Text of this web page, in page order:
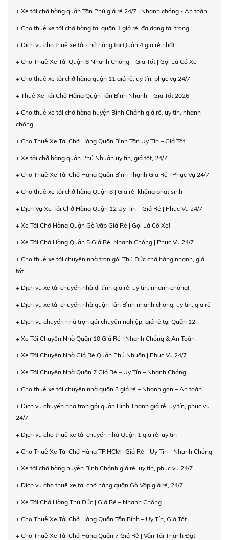
+ Xe tải chở hàng quận Tân Phú giá rẻ 24/7 | Nhanh chóng - An toàn
+ Cho thuê xe tải chở hàng tại quận 1 giá rẻ, đa dạng tải trọng
+ Dịch vụ cho thuê xe tải chở hàng tại Quận 4 giá rẻ nhất
+ Cho Thuê Xe Tải Quận 6 Nhanh Chóng – Giá Tốt | Gọi Là Có Xe
+ Cho thuê xe tải chở hàng quận 11 giá rẻ, uy tín, phục vụ 24/7
+ Thuê Xe Tải Chở Hàng Quận Tân Bình Nhanh – Giá Tốt 2026
+ Cho thuê xe tải chở hàng huyện Bình Chánh giá rẻ, uy tín, nhanh
chóng
+ Cho Thuê Xe Tải Chở Hàng Quận Bình Tân Uy Tín – Giá Tốt
+ Xe tải chở hàng quận Phú Nhuận uy tín, giá tốt, 24/7
+ Cho Thuê Xe Tải Chở Hàng Quận Bình Thạnh Giá Rẻ | Phục Vụ 24/7
+ Cho thuê xe tải chở hàng Quận 8 | Giá rẻ, không phát sinh
+ Dịch Vụ Xe Tải Chở Hàng Quận 12 Uy Tín – Giá Rẻ | Phục Vụ 24/7
+ Xe Tải Chở Hàng Quận Gò Vấp Giá Rẻ | Gọi Là Có Xe!
+ Xe Tải Chở Hàng Quận 5 Giá Rẻ, Nhanh Chóng | Phục Vụ 24/7
+ Cho thuê xe tải chuyển nhà trọn gói Thủ Đức chở hàng nhanh, giá
tốt
+ Dịch vụ xe tải chuyển nhà đi tỉnh giá rẻ, uy tín, nhanh chóng!
+ Dịch vụ xe tải chuyển nhà quận Tân Bình nhanh chóng, uy tín, giá rẻ
+ Dịch vụ chuyển nhà trọn gói chuyên nghiệp, giá rẻ tại Quận 12
+ Xe Tải Chuyển Nhà Quận 10 Giá Rẻ | Nhanh Chóng & An Toàn
+ Xe Tải Chuyển Nhà Giá Rẻ Quận Phú Nhuận | Phục Vụ 24/7
+ Xe Tải Chuyển Nhà Quận 7 Giá Rẻ – Uy Tín – Nhanh Chóng
+ Cho thuê xe tải chuyển nhà quận 3 giá rẻ – Nhanh gọn – An toàn
+ Dịch vụ chuyển nhà trọn gói quận Bình Thạnh giá rẻ, uy tín, phục vụ
24/7
+ Dịch vụ cho thuê xe tải chuyển nhà Quận 1 giá rẻ, uy tín
+ Cho Thuê Xe Tải Chở Hàng TP.HCM | Giá Rẻ - Uy Tín - Nhanh Chóng
+ Xe tải chở hàng huyện Bình Chánh giá rẻ, uy tín, phục vụ 24/7
+ Dịch vụ cho thuê xe tải chở hàng quận Gò Vấp giá rẻ, 24/7
+ Xe Tải Chở Hàng Thủ Đức | Giá Rẻ – Nhanh Chóng
+ Cho Thuê Xe Tải Chở Hàng Quận Tân Bình – Uy Tín, Giá Tốt
+ Cho Thuê Xe Tải Chở Hàng Quận 7 Giá Rẻ | Vận Tải Thành Đạt